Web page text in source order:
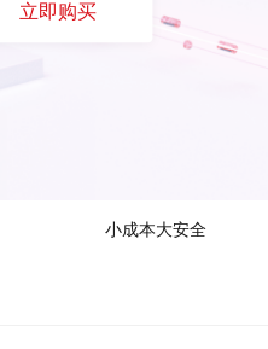
立即购买
小成本大安全